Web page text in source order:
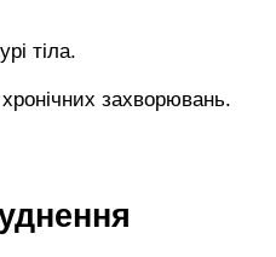
тіла.
захворювань.